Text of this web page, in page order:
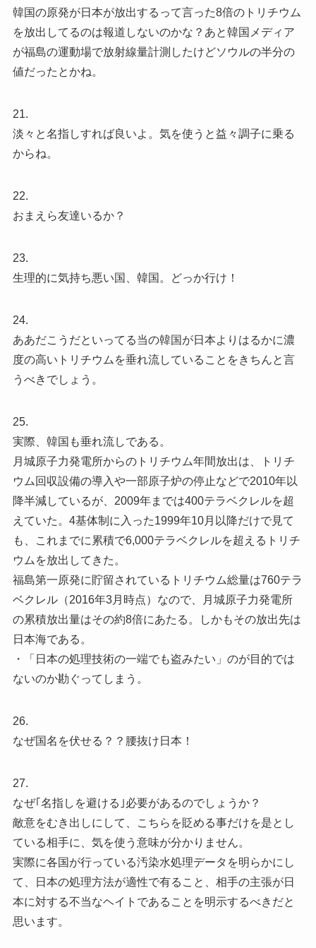
韓国の原発が日本が放出するって言った8倍のトリチウム
を放出してるのは報道しないのかな？あと韓国メディア
が福島の運動場で放射線量計測したけどソウルの半分の
値だったとかね。
21.
淡々と名指しすれば良いよ。気を使うと益々調子に乗る
からね。
22.
おまえら友達いるか？
23.
生理的に気持ち悪い国、韓国。どっか行け！
24.
ああだこうだといってる当の韓国が日本よりはるかに濃
度の高いトリチウムを垂れ流していることをきちんと言
うべきでしょう。
25.
実際、韓国も垂れ流しである。
月城原子力発電所からのトリチウム年間放出は、トリチ
ウム回収設備の導入や一部原子炉の停止などで2010年以
降半減しているが、2009年までは400テラベクレルを超
えていた。4基体制に入った1999年10月以降だけで見て
も、これまでに累積で6,000テラベクレルを超えるトリチ
ウムを放出してきた。
福島第一原発に貯留されているトリチウム総量は760テラ
ベクレル（2016年3月時点）なので、月城原子力発電所
の累積放出量はその約8倍にあたる。しかもその放出先は
日本海である。
・「日本の処理技術の一端でも盗みたい」のが目的では
ないのか勘ぐってしまう。
26.
なぜ国名を伏せる？？腰抜け日本！
27.
なぜ｢名指しを避ける｣必要があるのでしょうか？
敵意をむき出しにして、こちらを貶める事だけを是とし
ている相手に、気を使う意味が分かりません。
実際に各国が行っている汚染水処理データを明らかにし
て、日本の処理方法が適性で有ること、相手の主張が日
本に対する不当なヘイトであることを明示するべきだと
思います。